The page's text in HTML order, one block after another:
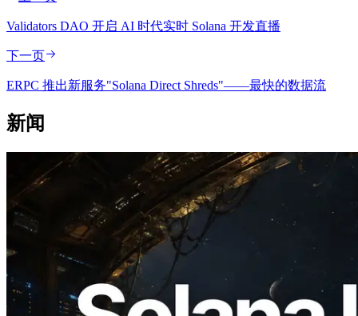
Validators DAO 开启 AI 时代实时 Solana 开发直播
下一页
ERPC 推出新服务"Solana Direct Shreds"——最快的数据流
新闻